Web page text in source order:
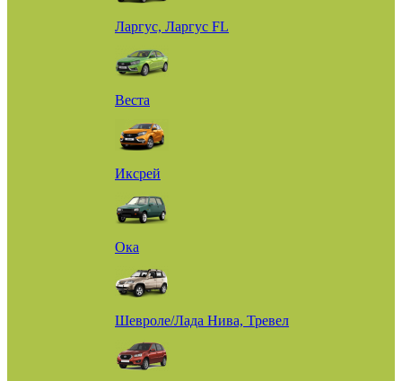
Ларгус, Ларгус FL
Веста
Иксрей
Ока
Шевроле/Лада Нива, Тревел